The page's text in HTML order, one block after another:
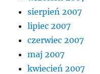
sierpień 2007
lipiec 2007
czerwiec 2007
maj 2007
kwiecień 2007